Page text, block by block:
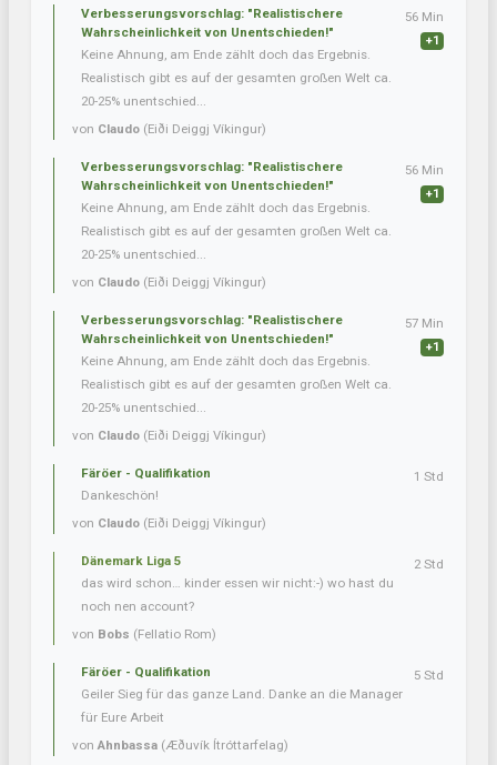
Verbesserungsvorschlag: "Realistischere
Wahrscheinlichkeit von Unentschieden!"
Keine Ahnung, am Ende zählt doch das Ergebnis.
Realistisch gibt es auf der gesamten großen Welt ca.
20-25% unentschied...
von Claudo (Eiði Deiggj Víkingur)
56 Min
+1
Verbesserungsvorschlag: "Realistischere
Wahrscheinlichkeit von Unentschieden!"
Keine Ahnung, am Ende zählt doch das Ergebnis.
Realistisch gibt es auf der gesamten großen Welt ca.
20-25% unentschied...
von Claudo (Eiði Deiggj Víkingur)
56 Min
+1
Verbesserungsvorschlag: "Realistischere
Wahrscheinlichkeit von Unentschieden!"
Keine Ahnung, am Ende zählt doch das Ergebnis.
Realistisch gibt es auf der gesamten großen Welt ca.
20-25% unentschied...
von Claudo (Eiði Deiggj Víkingur)
57 Min
+1
Färöer - Qualifikation
Dankeschön!
von Claudo (Eiði Deiggj Víkingur)
1 Std
Dänemark Liga 5
das wird schon… kinder essen wir nicht:-) wo hast du
noch nen account?
von Bobs (Fellatio Rom)
2 Std
Färöer - Qualifikation
Geiler Sieg für das ganze Land. Danke an die Manager
für Eure Arbeit
vonAhnbassa (Æðuvík Ítróttarfelag)
5 Std